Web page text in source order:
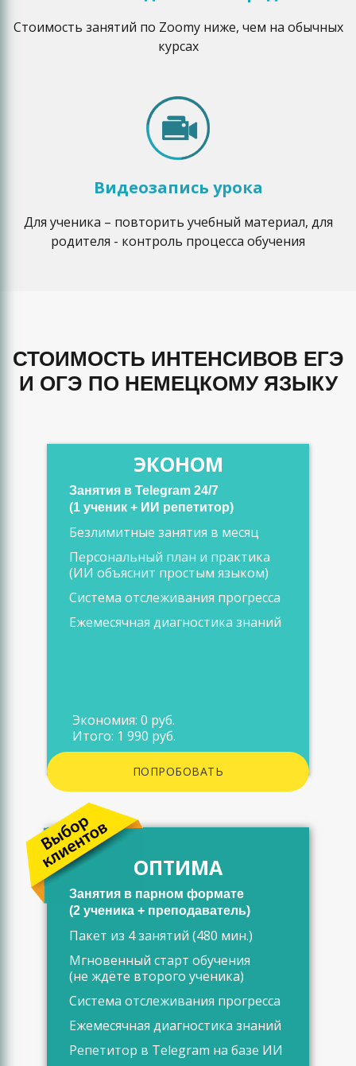
Стоимость занятий по Zoomу ниже, чем на обычных
курсах
Видеозапись урока
Для ученика – повторить учебный материал, для
родителя - контроль процесса обучения
СТОИМОСТЬ ИНТЕНСИВОВ ЕГЭ
И ОГЭ ПО НЕМЕЦКОМУ ЯЗЫКУ
ЭКОНОМ
Занятия в Telegram 24/7
(1 ученик + ИИ репетитор)
Безлимитные занятия в месяц
Персональный план и практика
(ИИ объяснит простым языком)
Система отслеживания прогресса
Ежемесячная диагностика знаний
Экономия: 0 руб.
Итого: 1 990 руб.
ПОПРОБОВАТЬ
ОПТИМА
Занятия в парном формате
(2 ученика + преподаватель)
Пакет из 4 занятий (480 мин.)
Мгновенный старт обучения
(не ждёте второго ученика)
Система отслеживания прогресса
Ежемесячная диагностика знаний
Репетитор в Telegram на базе ИИ